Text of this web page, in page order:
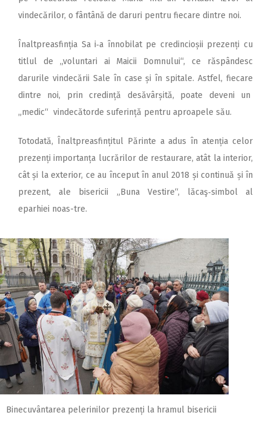
vindecărilor, o fântână de daruri pentru fiecare dintre noi.
Înaltpreasfinția Sa i‑a înnobilat pe credincioșii prezenți cu
titlul de „voluntari ai Maicii Domnului“, ce răspândesc
darurile vindecării Sale în case și în spitale. Astfel, fiecare
dintre noi, prin credință desăvârșită, poate deveni un
„medic“ vindecătorde suferință pentru aproapele său.
Totodată, Înaltpreasfințitul Părinte a adus în atenția celor
prezenți importanța lucrărilor de restaurare, atât la interior,
cât și la exterior, ce au început în anul 2018 și continuă și în
prezent, ale bisericii „Buna Vestire“, lăcaş‑simbol al
eparhiei noas-tre.
Binecuvântarea pelerinilor prezenți la hramul bisericii